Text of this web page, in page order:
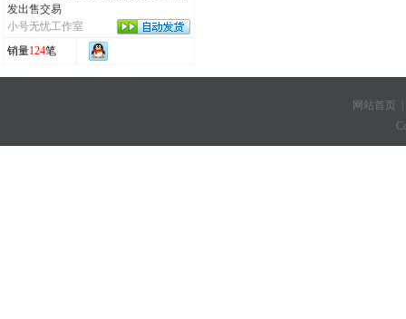
发出售交易
小号无忧工作室
销量124笔
网站首页